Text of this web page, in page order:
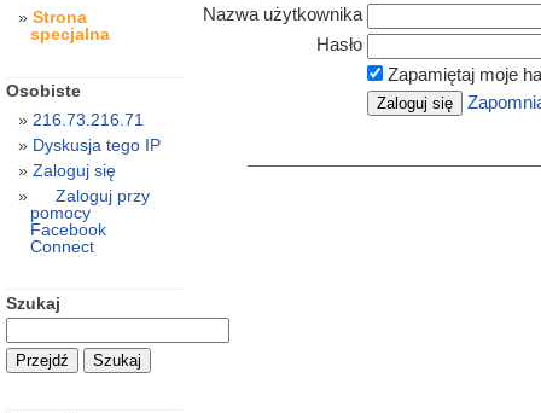
Nazwa użytkownika
Hasło
Zapamiętaj moje
Strona
specjalna
Osobiste
216.73.216.71
Dyskusja tego IP
Zaloguj się
Zaloguj przy
pomocy
Facebook
Connect
Szukaj